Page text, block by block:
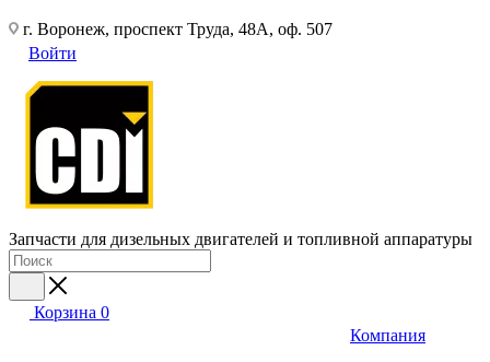
г. Воронеж, проспект Труда, 48А, оф. 507
Войти
Запчасти для дизельных двигателей и топливной аппаратуры
Корзина 0
Компания